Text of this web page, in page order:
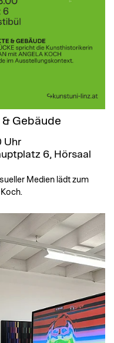
Gebäude
Uhr
6, Hörsaal
Medien lädt zum